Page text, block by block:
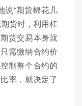
说“期货棉花几
货时，利用杠
货交易本身就
需缴纳合约价
制整个合约的
率，就决定了